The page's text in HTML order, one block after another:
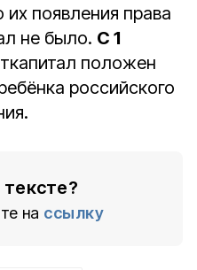
появления права
не было. С 1
положен
российского
на ссылку